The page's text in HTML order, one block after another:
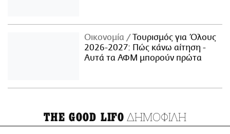
Οικονομία
Τουρισμός για Όλους
2026-2027: Πώς κάνω αίτηση -
Αυτά τα ΑΦΜ μπορούν πρώτα
THE GOOD LIFO ΔΗΜΟΦΙΛΗ